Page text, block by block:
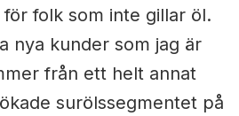
folk som inte gillar öl.
nya kunder som jag är
från ett helt annat
surölssegmentet på